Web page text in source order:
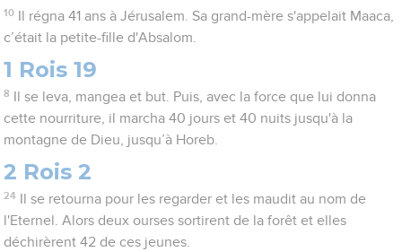
10
Il régna 41 ans à Jérusalem. Sa grand-mère s'appelait Maaca,
c’était la petite-fille d'Absalom.
1 Rois 19
8
Il se leva, mangea et but. Puis, avec la force que lui donna
cette nourriture, il marcha 40 jours et 40 nuits jusqu'à la
montagne de Dieu, jusqu’à Horeb.
2 Rois 2
24
Il se retourna pour les regarder et les maudit au nom de
l'Eternel. Alors deux ourses sortirent de la forêt et elles
déchirèrent 42 de ces jeunes.